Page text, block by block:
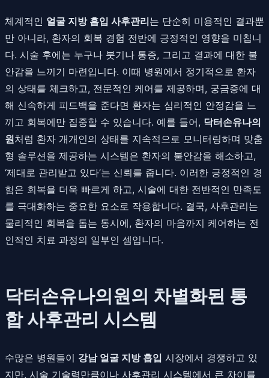
체계적인 얼굴 지방 흡입 사후관리는 단순히 미용적인 결과뿐
만 아니라, 환자의 회복 경험 전반에 긍정적인 영향을 미칩니
다. 시술 후에는 누구나 붓기나 통증, 그리고 결과에 대한 불
안감을 느끼기 마련입니다. 이때 병원에서 정기적으로 환자
의 상태를 체크하고, 전문적인 케어를 제공하며, 궁금증에 대
해 신속하게 피드백을 준다면 환자는 심리적인 안정감을 느
끼고 회복에만 집중할 수 있습니다. 예를 들어, 닥터손유나의
원처럼 환자 개개인의 상태를 지속적으로 모니터링하며 맞춤
형 솔루션을 제공하는 시스템은 환자의 불안감을 해소하고,
‘제대로 관리받고 있다’는 신뢰를 줍니다. 이러한 긍정적인 경
험은 회복을 더욱 빠르게 하고, 시술에 대한 전반적인 만족도
를 극대화하는 중요한 요소로 작용합니다. 결국, 사후관리는
물리적인 회복을 돕는 동시에, 환자의 마음까지 케어하는 전
인적인 치료 과정의 일부인 셈입니다.
닥터손유나의원의 차별화된 통
합 사후관리 시스템
수많은 병원들이 강남 얼굴 지방 흡입 시장에서 경쟁하고 있
지만, 시술 기술력만큼이나 사후관리 시스템에서 큰 차이를